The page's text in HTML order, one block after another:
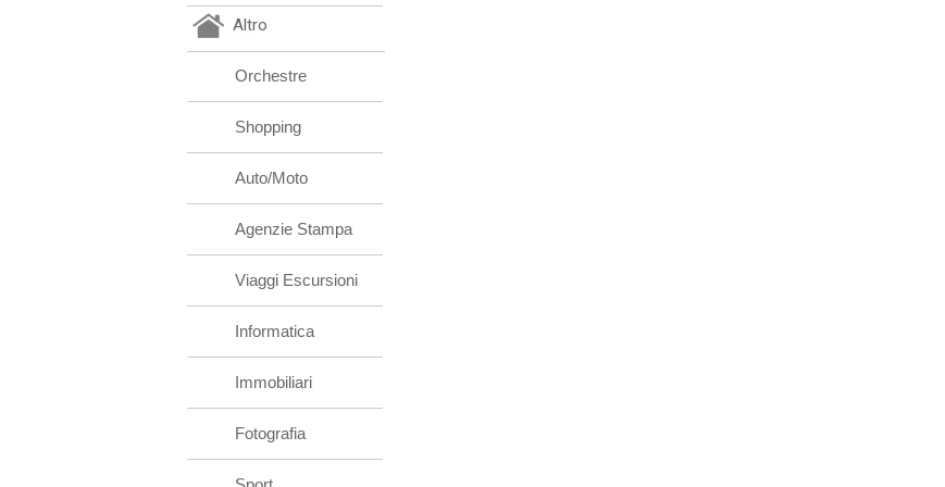
Altro
Orchestre
Shopping
Auto/Moto
Agenzie Stampa
Viaggi Escursioni
Informatica
Immobiliari
Fotografia